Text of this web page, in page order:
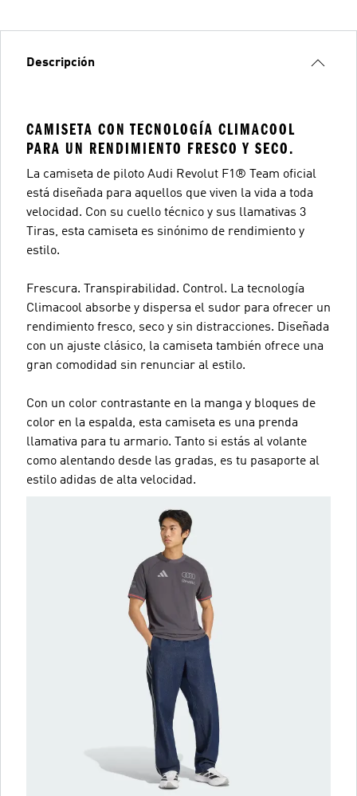
Descripción
CAMISETA CON TECNOLOGÍA CLIMACOOL
PARA UN RENDIMIENTO FRESCO Y SECO.
La camiseta de piloto Audi Revolut F1® Team oficial
está diseñada para aquellos que viven la vida a toda
velocidad. Con su cuello técnico y sus llamativas 3
Tiras, esta camiseta es sinónimo de rendimiento y
estilo.
Frescura. Transpirabilidad. Control. La tecnología
Climacool absorbe y dispersa el sudor para ofrecer un
rendimiento fresco, seco y sin distracciones. Diseñada
con un ajuste clásico, la camiseta también ofrece una
gran comodidad sin renunciar al estilo.
Con un color contrastante en la manga y bloques de
color en la espalda, esta camiseta es una prenda
llamativa para tu armario. Tanto si estás al volante
como alentando desde las gradas, es tu pasaporte al
estilo adidas de alta velocidad.